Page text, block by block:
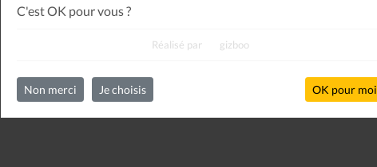
C'est OK pour vous ?
Réalisé par gizboo
Non merci Je choisis OK pour moi